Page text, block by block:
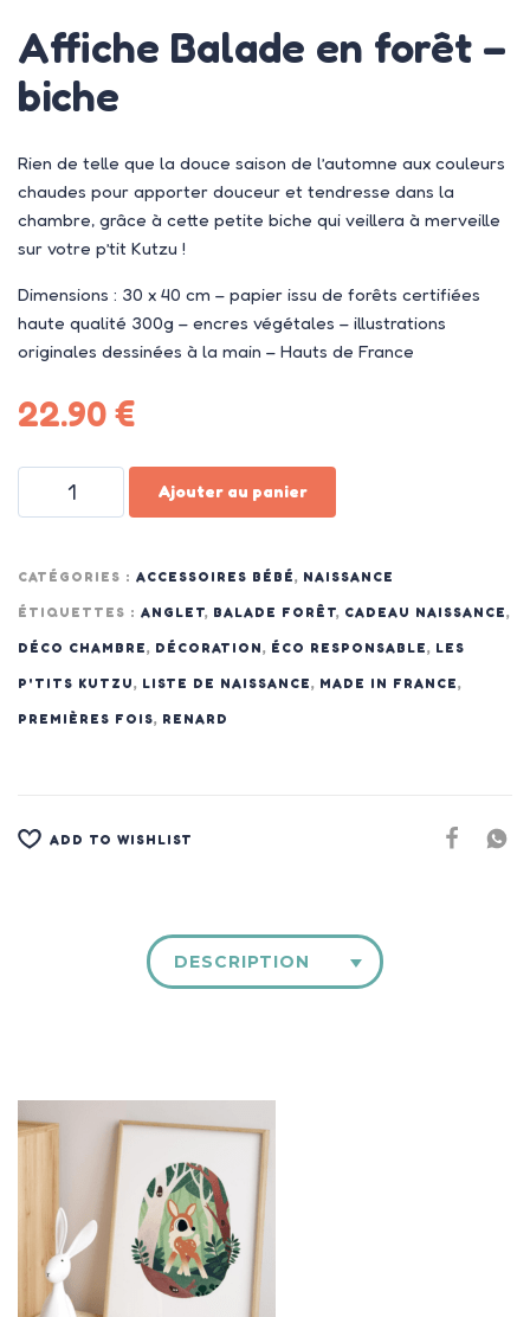
Affiche Balade en forêt –
biche
Rien de telle que la douce saison de l’automne aux couleurs
chaudes pour apporter douceur et tendresse dans la
chambre, grâce à cette petite biche qui veillera à merveille
sur votre p’tit Kutzu !
Dimensions : 30 x 40 cm – papier issu de forêts certifiées
haute qualité 300g – encres végétales – illustrations
originales dessinées à la main – Hauts de France
22.90€
Ajouter au panier
CATÉGORIES : ACCESSOIRES BÉBÉ, NAISSANCE
ÉTIQUETTES : ANGLET, BALADE FORÊT, CADEAU NAISSANCE,
DÉCO CHAMBRE, DÉCORATION, ÉCO RESPONSABLE, LES
P'TITS KUTZU, LISTE DE NAISSANCE, MADE IN FRANCE,
PREMIÈRES FOIS, RENARD
ADD TO WISHLIST
DESCRIPTION